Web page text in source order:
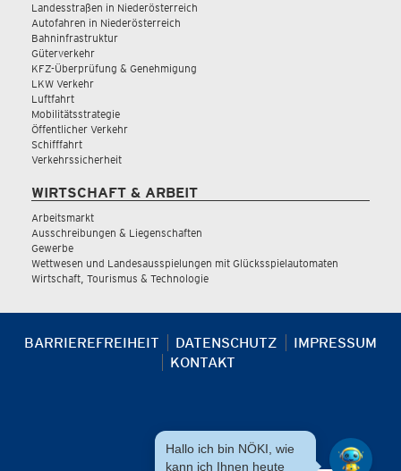
Landesstraßen in Niederösterreich
Autofahren in Niederösterreich
Bahninfrastruktur
Güterverkehr
KFZ-Überprüfung & Genehmigung
LKW Verkehr
Luftfahrt
Mobilitätsstrategie
Öffentlicher Verkehr
Schifffahrt
Verkehrssicherheit
WIRTSCHAFT & ARBEIT
Arbeitsmarkt
Ausschreibungen & Liegenschaften
Gewerbe
Wettwesen und Landesausspielungen mit Glücksspielautomaten
Wirtschaft, Tourismus & Technologie
BARRIEREFREIHEIT DATENSCHUTZ
IMPRESSUM
KONTAKT
Hallo ich bin NÖKI, wie
kann ich Ihnen heute